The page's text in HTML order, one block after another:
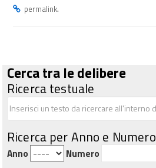
permalink.
Cerca tra le delibere
Ricerca testuale
Ricerca per Anno e Numero
Anno Numero